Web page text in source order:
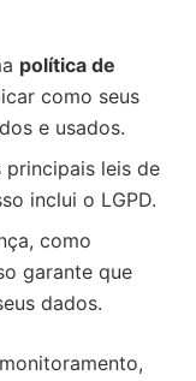
política de
como seus
e usados.
leis de
inclui o LGPD.
como
garante que
dados.